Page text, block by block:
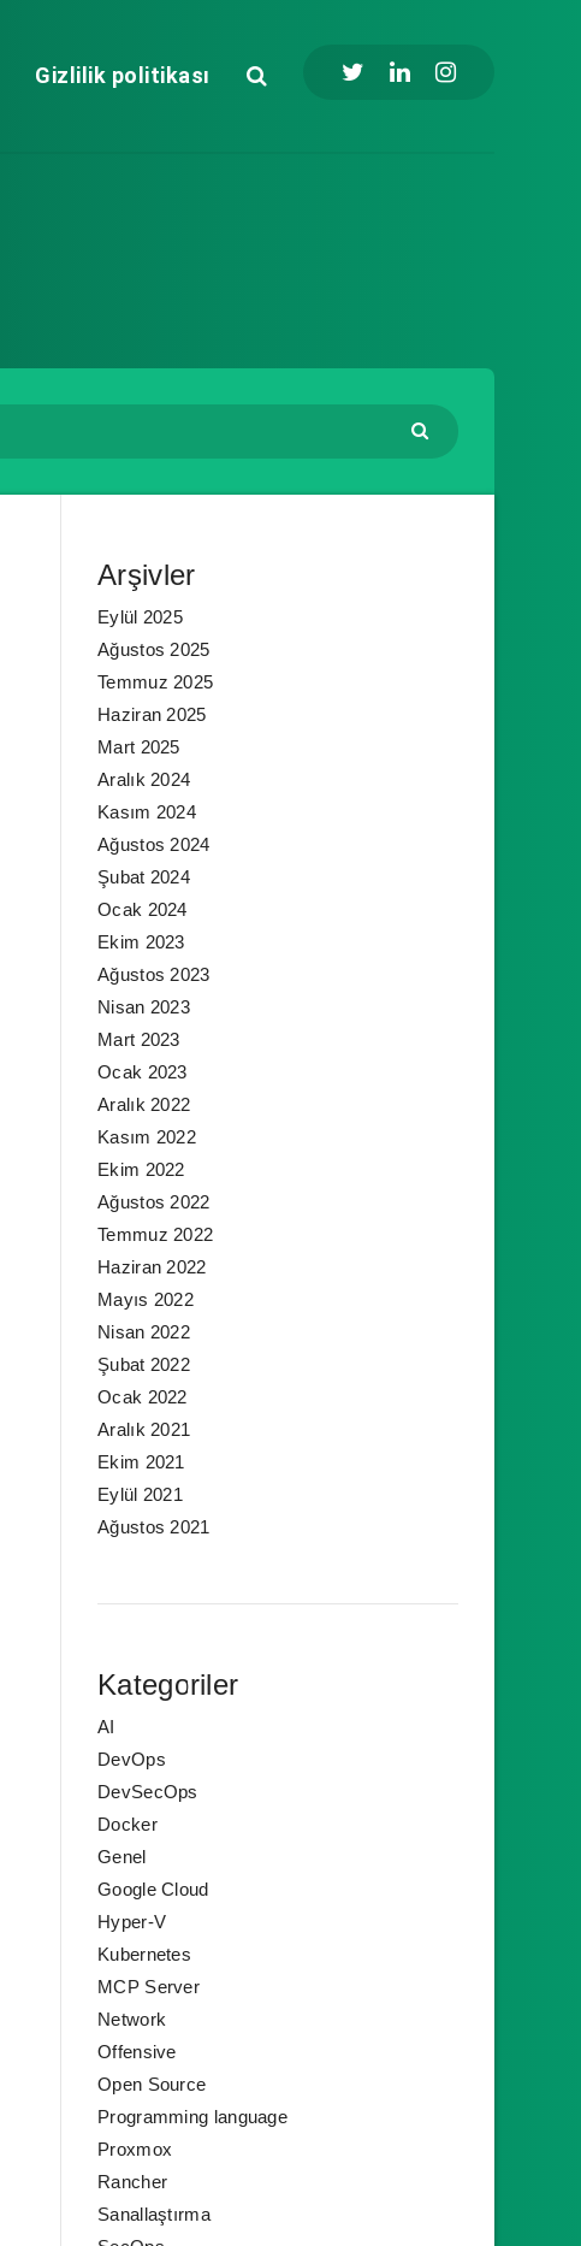
Gizlilik politikası
Arşivler
Eylül 2025
Ağustos 2025
Temmuz 2025
Haziran 2025
Mart 2025
Aralık 2024
Kasım 2024
Ağustos 2024
Şubat 2024
Ocak 2024
Ekim 2023
Ağustos 2023
Nisan 2023
Mart 2023
Ocak 2023
Aralık 2022
Kasım 2022
Ekim 2022
Ağustos 2022
Temmuz 2022
Haziran 2022
Mayıs 2022
Nisan 2022
Şubat 2022
Ocak 2022
Aralık 2021
Ekim 2021
Eylül 2021
Ağustos 2021
Kategoriler
AI
DevOps
DevSecOps
Docker
Genel
Google Cloud
Hyper-V
Kubernetes
MCP Server
Network
Offensive
Open Source
Programming language
Proxmox
Rancher
Sanallaştırma